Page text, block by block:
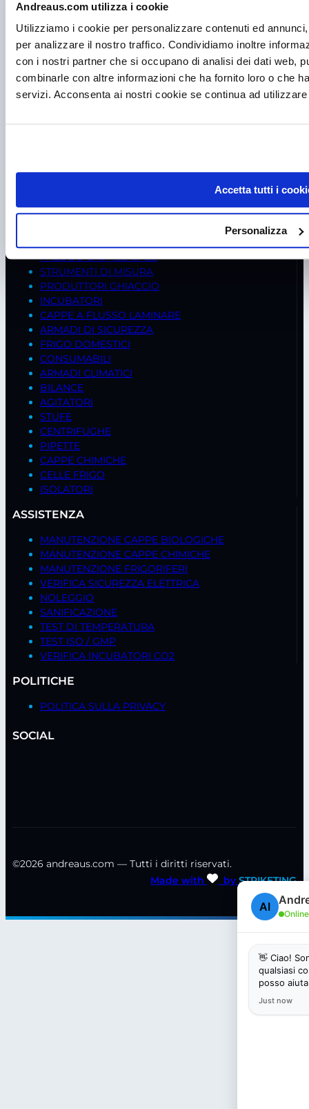
Andreaus.com utilizza i cookie
Utilizziamo i cookie per personalizzare contenuti ed
per analizzare il nostro traffico. Condividiamo inoltre
con i nostri partner che si occupano di analisi dei dati web,
combinarle con altre informazioni che ha fornito loro o che
servizi. Acconsenta ai nostri cookie se continua ad
Accetta tutti i
Personalizza
P.I. IT00998560288
Fax +39 049 8802487
PECfrigomeccanica.andreaus@pec.it
FREDDO BIOMEDICALE
STRUMENTI DI MISURA
PRODUTTORI GHIACCIO
INCUBATORI
CAPPE A FLUSSO LAMINARE
ARMADI DI SICUREZZA
FRIGO DOMESTICI
CONSUMABILI
ARMADI CLIMATICI
BILANCE
AGITATORI
STUFE
CENTRIFUGHE
PIPETTE
CAPPE CHIMICHE
CELLE FRIGO
ISOLATORI
ASSISTENZA
MANUTENZIONE CAPPE BIOLOGICHE
MANUTENZIONE CAPPE CHIMICHE
MANUTENZIONE FRIGORIFERI
VERIFICA SICUREZZA ELETTRICA
NOLEGGIO
SANIFICAZIONE
TEST DI TEMPERATURA
TEST ISO / GMP
VERIFICA INCUBATORI CO2
POLITICHE
POLITICA SULLA PRIVACY
SOCIAL
©2026 andreaus.com — Tutti i diritti riservati.
Made with
by STRIKETING